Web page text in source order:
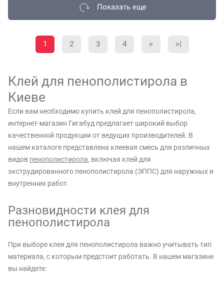
Показать еще
1 2 3 4 > >|
Клей для пенополистирола в
Киеве
Если вам необходимо купить клей для пенополистирола,
интернет-магазин Гигабуд предлагает широкий выбор
качественной продукции от ведущих производителей. В
нашем каталоге представлена клеевая смесь для различных
видов пенополистирола, включая клей для
экструдированного пенополистирола (ЭППС) для наружных и
внутренних работ.
Разновидности клея для
пенополистирола
При выборе клея для пенополистирола важно учитывать тип
материала, с которым предстоит работать. В нашем магазине
вы найдете: